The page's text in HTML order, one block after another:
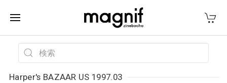
Harper's BAZAAR US 1997.03